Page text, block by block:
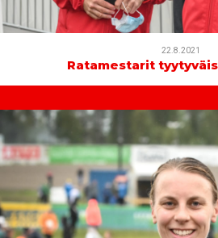
22.8.2021
Ratamestarit